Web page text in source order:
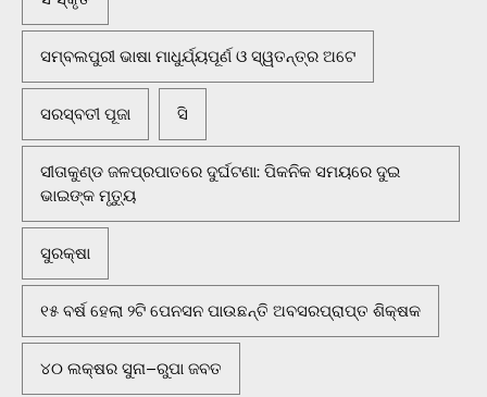
ସମ୍ବଲପୁରୀ ଭାଷା ମାଧୁର୍ଯ୍ୟପୂର୍ଣ ଓ ସ୍ୱତନ୍ତ୍ର ଅଟେ
ସରସ୍ବତୀ ପୂଜା ସି
ସୀତାକୁଣ୍ଡ ଜଳପ୍ରପାତରେ ଦୁର୍ଘଟଣା: ପିକନିକ ସମୟରେ ଦୁଇ
ଭାଇଙ୍କ ମୃତ୍ୟୁ
ସୁରକ୍ଷା
୧୫ ବର୍ଷ ହେଲା ୨ଟି ପେନସନ ପାଉଛନ୍ତି ଅବସରପ୍ରାପ୍ତ ଶିକ୍ଷକ
୪୦ ଲକ୍ଷର ସୁନା–ରୁପା ଜବତ